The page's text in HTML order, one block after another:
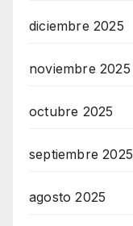
diciembre 2025
noviembre 2025
octubre 2025
septiembre 2025
agosto 2025